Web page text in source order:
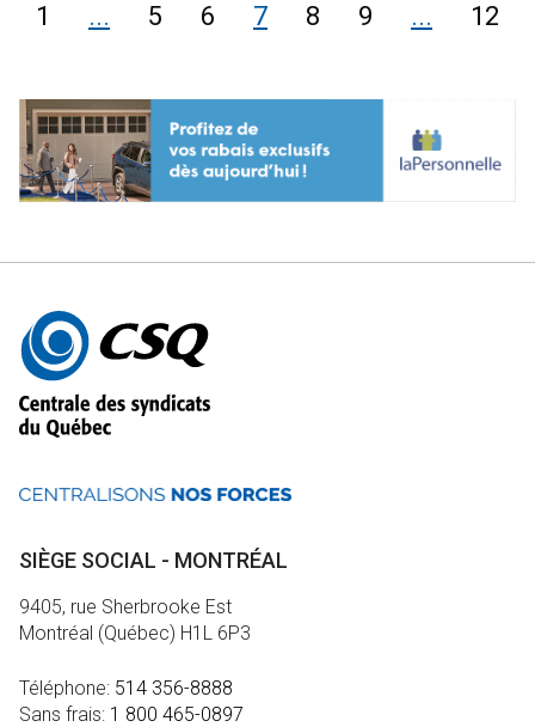
1 ... 5 6 7 8 9 ... 12
Autres
informations
SIÈGE SOCIAL - MONTRÉAL
9405, rue Sherbrooke Est
Montréal (Québec) H1L 6P3
Téléphone: 514 356-8888
Sans frais: 1 800 465-0897